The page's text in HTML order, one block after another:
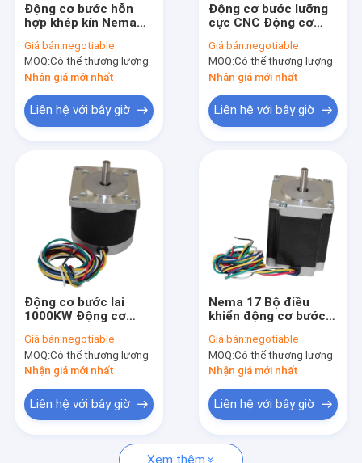
Động cơ bước hỗn
hợp khép kín Nema
hợp
Giá bán:negotiable
MOQ:Có thể thương lượng
Nhận giá mới nhất
Liên hệ với bây giờ
Động cơ bước lưỡng
cực CNC Động cơ
Mô-men xoắn cao
Giá bán:negotiable
MOQ:Có thể thương lượng
Nhận giá mới nhất
Liên hệ với bây giờ
Động cơ bước lai
1000KW Động cơ
máy công nghiệp
Giá bán:negotiable
MOQ:Có thể thương lượng
Nhận giá mới nhất
Liên hệ với bây giờ
Nema 17 Bộ điều
khiển động cơ bước
khiển bánh răng Cnc
Động cơ bước
Giá bán:negotiable
MOQ:Có thể thương lượng
Nhận giá mới nhất
Liên hệ với bây giờ
Xem thêm